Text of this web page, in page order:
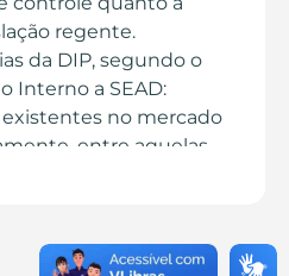
regente.
da DIP, segundo o
Interno a SEAD:
existentes no mercado
entre aquelas
e exercer